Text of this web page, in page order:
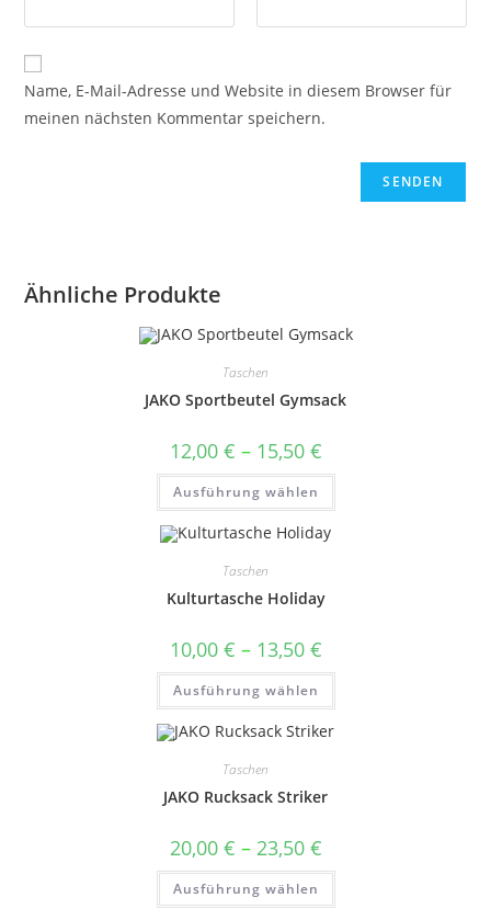
Name, E-Mail-Adresse und Website in diesem Browser für
meinen nächsten Kommentar speichern.
Ähnliche Produkte
Taschen
JAKO Sportbeutel Gymsack
12,00 € – 15,50 €Preisspanne:
12,00 €
bis
Ausführung wählen
Dieses
weist
werden
Taschen
Kulturtasche Holiday
10,00 € – 13,50 €Preisspanne:
10,00 €
bis
Ausführung wählen
Dieses
weist
mehrere
werden
Taschen
JAKO Rucksack Striker
20,00 € – 23,50 €Preisspanne:
20,00 €
bis
Ausführung wählen
Dieses
weist